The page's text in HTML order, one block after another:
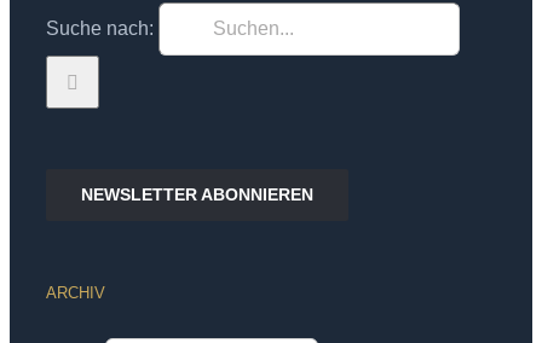
Suche nach:
NEWSLETTER ABONNIEREN
ARCHIV